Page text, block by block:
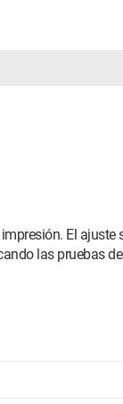
El
las pruebas